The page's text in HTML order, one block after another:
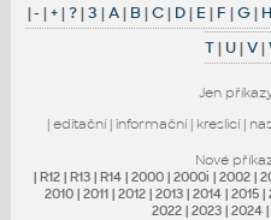
|- |+|?|3 |A| B|C| D| E| F |G| H
T| U|V|
Jen
| editační| informační| kreslicí|
Nové
| R12 | R13 | R14 | 2000 | 2000i | 2002 |
2010 | 2011 | 2012 | 2013 | 2014 | 2015 |
2022 | 2023 | 2024 |